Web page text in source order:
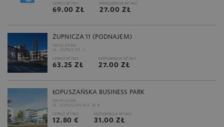
CZYNSZ M2 /M-C
69.00 ZŁ
EKSPLOATACJA M2 /M-C
27.00 ZŁ
ŻUPNICZA 11 (PODNAJEM)
WARSZAWA
UL. ŻUPNICZA 11
CZYNSZ M2 /M-C
63.25 ZŁ
EKSPLOATACJA M2 /M-C
27.00 ZŁ
ŁOPUSZAŃSKA BUSINESS PARK
WARSZAWA
UL. ŁOPUSZAŃSKA 38 B
CZYNSZ M2 /M-C
12.80 €
EKSPLOATACJA M2 /M-C
31.00 ZŁ